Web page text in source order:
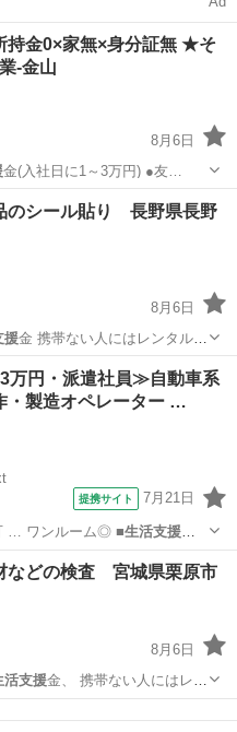
持金0×家無×身分証無 ★そ
-金山
8月6日
金(入社日に1～3万円) ●友…
のシール貼り 長野県長野
8月6日
援金 携帯ない人にはレンタル
万円・派遣社員≫自動車系
・製造オペレーター …
提携サイト 7月21日
… ワンルーム◎ ■生活支援物
などの検査 宮城県栗原市
8月6日
活支援金、 携帯ない人にはレン